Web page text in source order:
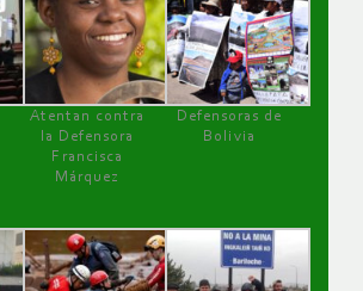
Atentan contra
la Defensora
Francisca
Márquez
Defensoras de
Bolivia